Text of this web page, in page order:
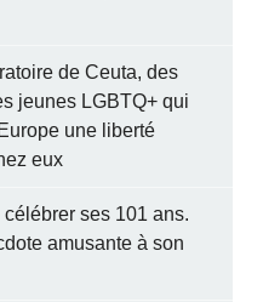
de Ceuta, des
jeunes LGBTQ+ qui
une liberté
eux
ses 101 ans.
amusante à son